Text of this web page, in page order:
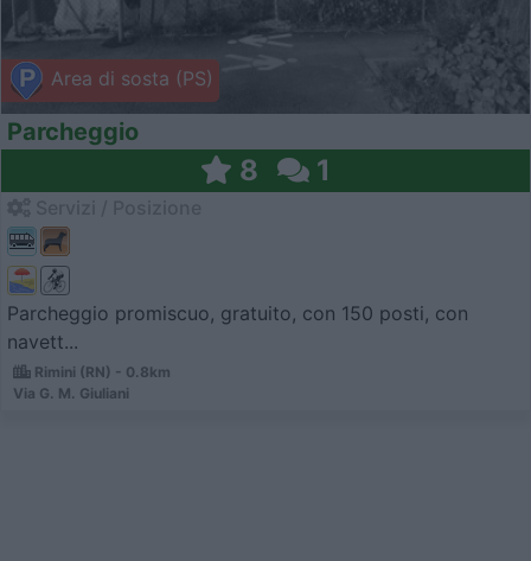
Area di sosta (PS)
Parcheggio
8 1
Parcheggio promiscuo, gratuito, con 150 posti, con
navett...
Rimini (RN) - 0.8km
Via G. M. Giuliani